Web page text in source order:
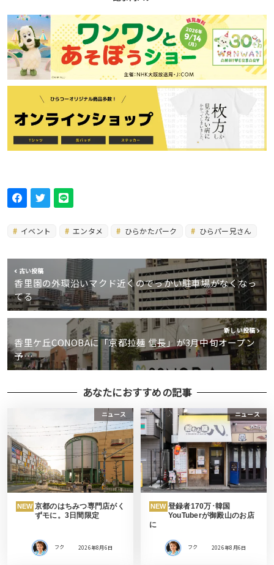
イベント エンタメ ひらかたパーク ひらパー兄さん
古い投稿
香里園の外環沿いマクド近くのでっかい駐車場がなくなっ
てる
新しい投稿
香里ケ丘CONOBAに「京都拉麺 信長」が3月中旬オープン
予…
あなたにおすすめの記事
ニュース
NEW 京都のはちみつ専門店がく
ずモに。3日間限定
フク 2026年8月6日
ニュース
NEW 登録者170万･韓国
YouTuberが御殿山のお店
に
フク 2026年8月6日